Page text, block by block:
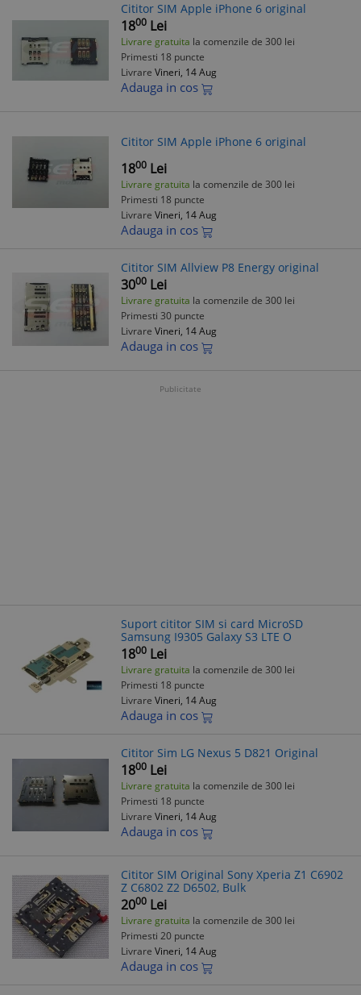
Cititor SIM Apple iPhone 6 original
1800 Lei
Livrare gratuita la comenzile de 300 lei
Primesti 18 puncte
Livrare Vineri, 14 Aug
Adauga in cos
Cititor SIM Apple iPhone 6 original
1800 Lei
Livrare gratuita la comenzile de 300 lei
Primesti 18 puncte
Livrare Vineri, 14 Aug
Adauga in cos
Cititor SIM Allview P8 Energy original
3000 Lei
Livrare gratuita la comenzile de 300 lei
Primesti 30 puncte
Livrare Vineri, 14 Aug
Adauga in cos
Publicitate
Suport cititor SIM si card MicroSD
Samsung I9305 Galaxy S3 LTE O
1800 Lei
Livrare gratuita la comenzile de 300 lei
Primesti 18 puncte
Livrare Vineri, 14 Aug
Adauga in cos
Cititor Sim LG Nexus 5 D821 Original
1800 Lei
Livrare gratuita la comenzile de 300 lei
Primesti 18 puncte
Livrare Vineri, 14 Aug
Adauga in cos
Cititor SIM Original Sony Xperia Z1 C6902
Z C6802 Z2 D6502, Bulk
2000 Lei
Livrare gratuita la comenzile de 300 lei
Primesti 20 puncte
Livrare Vineri, 14 Aug
Adauga in cos